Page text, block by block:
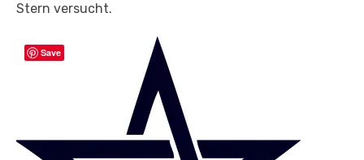
Stern versucht.
Save